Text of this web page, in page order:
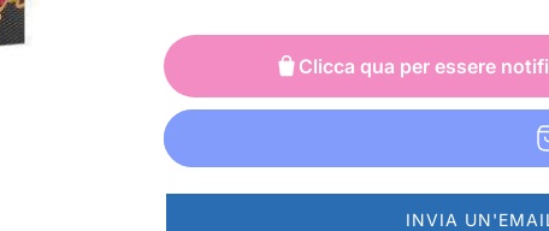
z
z
o
n
Clicca qua per essere
INVIA